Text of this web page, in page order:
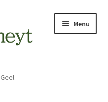
Menu
Geel